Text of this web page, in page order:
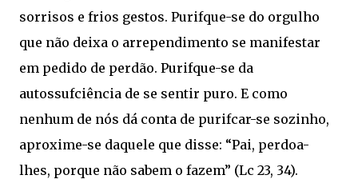
sorrisos e frios gestos. Purifque-se do orgulho
que não deixa o arrependimento se manifestar
em pedido de perdão. Purifque-se da
autossufciência de se sentir puro. E como
nenhum de nós dá conta de purifcar-se sozinho,
aproxime-se daquele que disse: “Pai, perdoa-
lhes, porque não sabem o fazem” (Lc 23, 34).